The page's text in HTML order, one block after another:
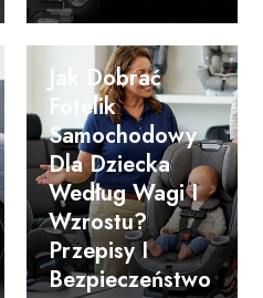
Jak Dobrać
Fotelik
Samochodowy
Dla Dziecka
Według Wagi I
Wzrostu?
Przepisy I
Bezpieczeństwo